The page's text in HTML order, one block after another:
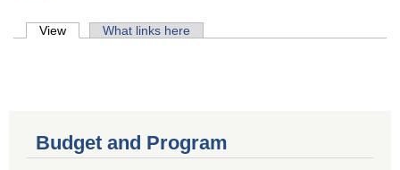
Primary tabs
View (active tab)What links here
Budget and Program